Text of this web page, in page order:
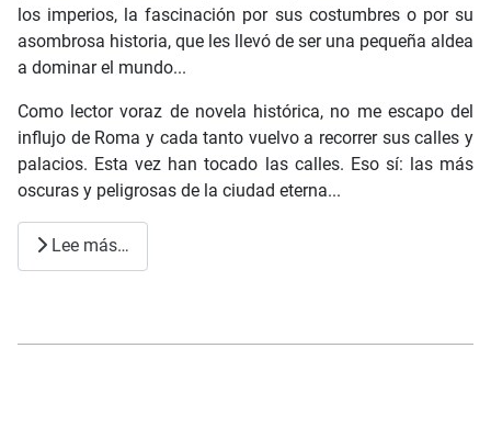
los imperios, la fascinación por sus costumbres o por su
asombrosa historia, que les llevó de ser una pequeña aldea
a dominar el mundo...
Como lector voraz de novela histórica, no me escapo del
influjo de Roma y cada tanto vuelvo a recorrer sus calles y
palacios. Esta vez han tocado las calles. Eso sí: las más
oscuras y peligrosas de la ciudad eterna...
Lee más…